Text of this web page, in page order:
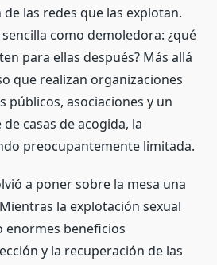
las redes que las explotan.
como demoledora: ¿qué
para ellas después? Más allá
que realizan organizaciones
públicos, asociaciones y un
casas de acogida, la
preocupantemente limitada.
a poner sobre la mesa una
la explotación sexual
enormes beneficios
y la recuperación de las